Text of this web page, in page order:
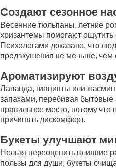
Создают сезонное
Весенние тюльпаны, летние
хризантемы помогают
Психологами доказано, что
предвкушения не меньше, чем
Ароматизируют
Лаванда, гиацинты или
запахами, перебивая
правильное место, потому что
причинять дискомфорт.
Букеты улучшают
Нельзя переоценить влияние
пользы для души, букеты